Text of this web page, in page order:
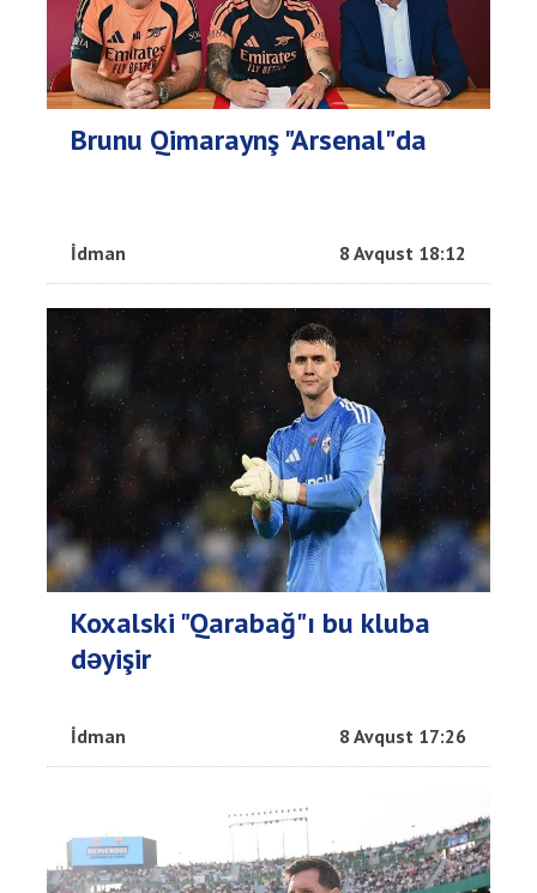
Brunu Qimaraynş "Arsenal"da
İdman 8 Avqust 18:12
Koxalski "Qarabağ"ı bu kluba
dəyişir
İdman 8 Avqust 17:26